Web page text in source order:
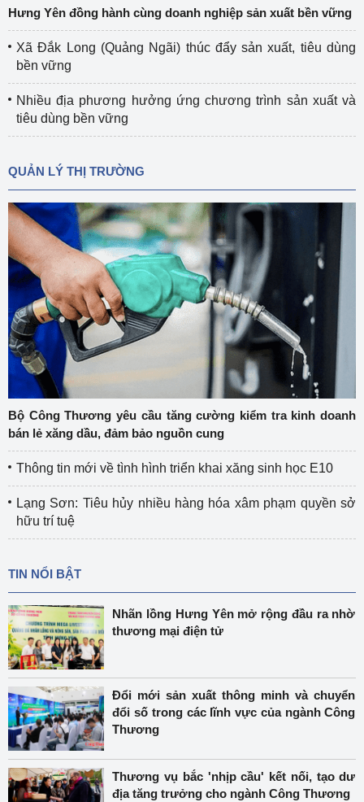
Hưng Yên đồng hành cùng doanh nghiệp sản xuất bền vững
Xã Đắk Long (Quảng Ngãi) thúc đẩy sản xuất, tiêu dùng
bền vững
Nhiều địa phương hưởng ứng chương trình sản xuất và
tiêu dùng bền vững
QUẢN LÝ THỊ TRƯỜNG
Bộ Công Thương yêu cầu tăng cường kiểm tra kinh doanh
bán lẻ xăng dầu, đảm bảo nguồn cung
Thông tin mới về tình hình triển khai xăng sinh học E10
Lạng Sơn: Tiêu hủy nhiều hàng hóa xâm phạm quyền sở
hữu trí tuệ
TIN NỔI BẬT
Nhãn lồng Hưng Yên mở rộng đầu ra nhờ
thương mại điện tử
Đổi mới sản xuất thông minh và chuyển
đổi số trong các lĩnh vực của ngành Công
Thương
Thương vụ bắc 'nhịp cầu' kết nối, tạo dư
địa tăng trưởng cho ngành Công Thương